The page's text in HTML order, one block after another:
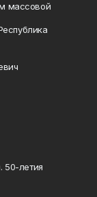
массовой
50-летия